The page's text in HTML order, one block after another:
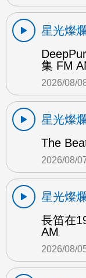
星光燦爛
集 FM
2026/08/
星光燦爛
The
2026/08/
星光燦爛
長笛在
AM
2026/08/